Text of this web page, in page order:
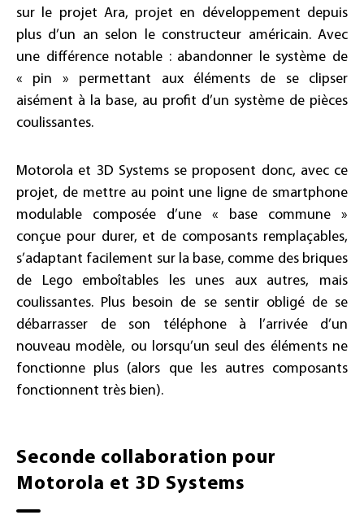
sur le projet Ara, projet en développement depuis
plus d’un an selon le constructeur américain. Avec
une différence notable : abandonner le système de
« pin » permettant aux éléments de se clipser
aisément à la base, au profit d’un système de pièces
coulissantes.
Motorola et 3D Systems se proposent donc, avec ce
projet, de mettre au point une ligne de smartphone
modulable composée d’une « base commune »
conçue pour durer, et de composants remplaçables,
s’adaptant facilement sur la base, comme des briques
de Lego emboîtables les unes aux autres, mais
coulissantes. Plus besoin de se sentir obligé de se
débarrasser de son téléphone à l’arrivée d’un
nouveau modèle, ou lorsqu’un seul des éléments ne
fonctionne plus (alors que les autres composants
fonctionnent très bien).
Seconde collaboration pour
Motorola et 3D Systems